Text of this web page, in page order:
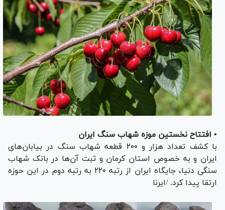
• افتتاح نخستین موزه شهاب سنگ ایران
با کشف تعداد هزار و ۲۰۰ قطعه شهاب سنگ در بیابان‌های
ایران و به خصوص استان کرمان و ثبت آن‌ها در بانک شهاب
سنگی دنیا، جایگاه ایران از رتبه ۲۲۰ به رتبه دوم در این حوزه
ارتقا پیدا کرد. /ایرنا